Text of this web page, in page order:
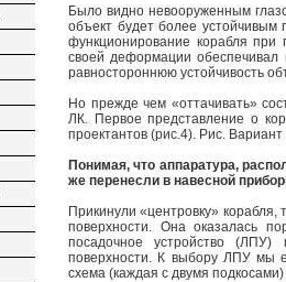
Было видно невооруженным
объект будет более
функционирование корабля при
своей деформации
равностороннюю устойчивость
Но прежде чем «оттачивать»
ЛК. Первое представление о
проектантов (рис.4). Рис.
Понимая, что аппаратура,
же перенесли в навесной
Прикинули «центровку»
поверхности. Она оказалась
посадочное устройство (ЛПУ)
поверхности. К выбору ЛПУ мы
схема (каждая с двумя